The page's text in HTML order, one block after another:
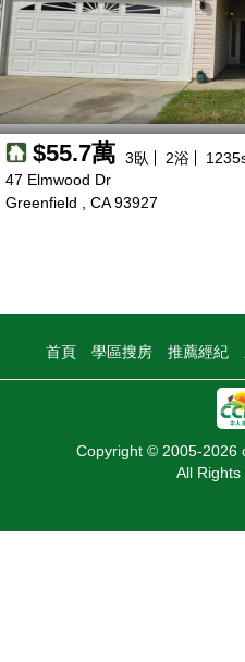
$55.7萬 3臥 2浴 1235
47 Elmwood Dr
Greenfield , CA 93927
首頁 學區搜房 推薦經紀
Copyright © 2005-2026
All Rights